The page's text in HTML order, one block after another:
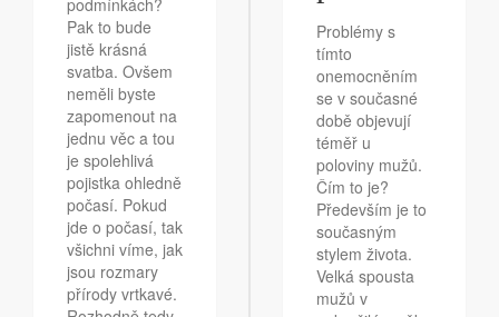
Problémy s
tímto
onemocněním
se v současné
době objevují
téměř u
poloviny mužů.
Čím to je?
Především je to
současným
stylem života.
Velká spousta
mužů v
Pak to bude
jistě krásná
svatba. Ovšem
neměli byste
zapomenout na
jednu věc a tou
je spolehlivá
pojistka ohledně
počasí. Pokud
jde o počasí, tak
všichni víme, jak
jsou rozmary
přírody vrtkavé.